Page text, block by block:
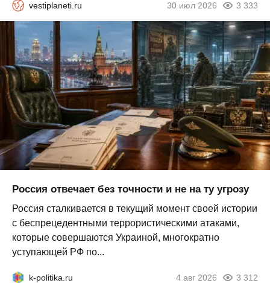
vestiplaneti.ru 30 июл 2026 3 333
Россия отвечает без точности и не на ту угрозу
Россия сталкивается в текущий момент своей истории
с беспрецедентными террористическими атаками,
которые совершаются Украиной, многократно
уступающей РФ по...
k-politika.ru 4 авг 2026 3 312